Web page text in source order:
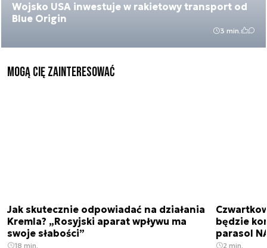
Wojsko USA inwestuje w rakietowy transport od
Blue Origin
3 min.
Mogą Cię zainteresować
Jak skutecznie odpowiadać na działania
Kremla? „Rosyjski aparat wpływu ma
swoje słabości”
18 min.
będzie
parasol
2 min.